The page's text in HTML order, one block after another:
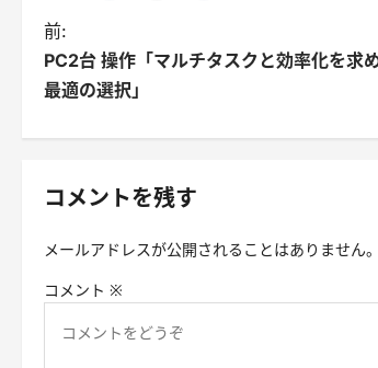
投
稿
ゲ
ョ
前:
PC2台 操作「マルチタスクと効率化を求
最適の選択」
コメントを残す
メールアドレスが公開されることはありません。
コメント ※